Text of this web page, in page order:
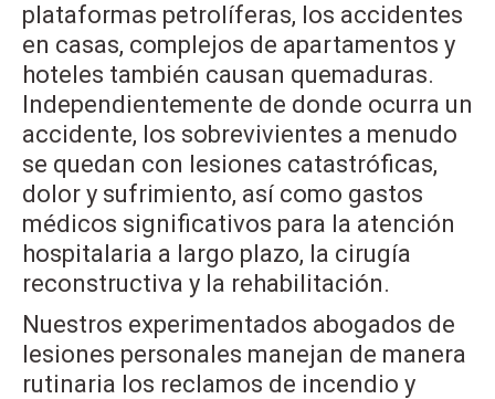
plataformas petrolíferas, los accidentes
en casas, complejos de apartamentos y
hoteles también causan quemaduras.
Independientemente de donde ocurra un
accidente, los sobrevivientes a menudo
se quedan con lesiones catastróficas,
dolor y sufrimiento, así como gastos
médicos significativos para la atención
hospitalaria a largo plazo, la cirugía
reconstructiva y la rehabilitación.
Nuestros experimentados abogados de
lesiones personales manejan de manera
rutinaria los reclamos de incendio y